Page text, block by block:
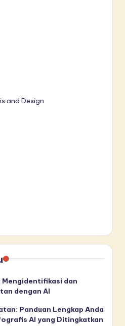
and Design
Mengidentifikasi dan
dengan AI
Panduan Lengkap Anda
AI yang Ditingkatkan